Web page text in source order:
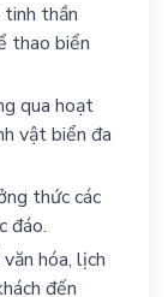
tinh thần
thao biển
qua hoạt
vật biển đa
thức các
đáo.
hóa, lịch
đến